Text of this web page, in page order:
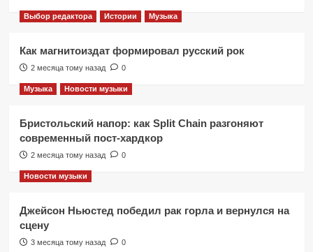
Выбор редактора Истории Музыка
Как магнитоиздат формировал русский рок
2 месяца тому назад 0
Музыка Новости музыки
Бристольский напор: как Split Chain разгоняют
современный пост-хардкор
2 месяца тому назад 0
Новости музыки
Джейсон Ньюстед победил рак горла и вернулся на
сцену
3 месяца тому назад 0